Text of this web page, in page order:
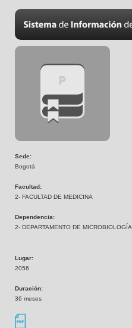
Sede:
Bogotá
Facultad:
2- FACULTAD DE MEDICINA
Dependencia:
2- DEPARTAMENTO DE MICROBIOLOGÍA
Lugar:
2056
Duración:
36 meses